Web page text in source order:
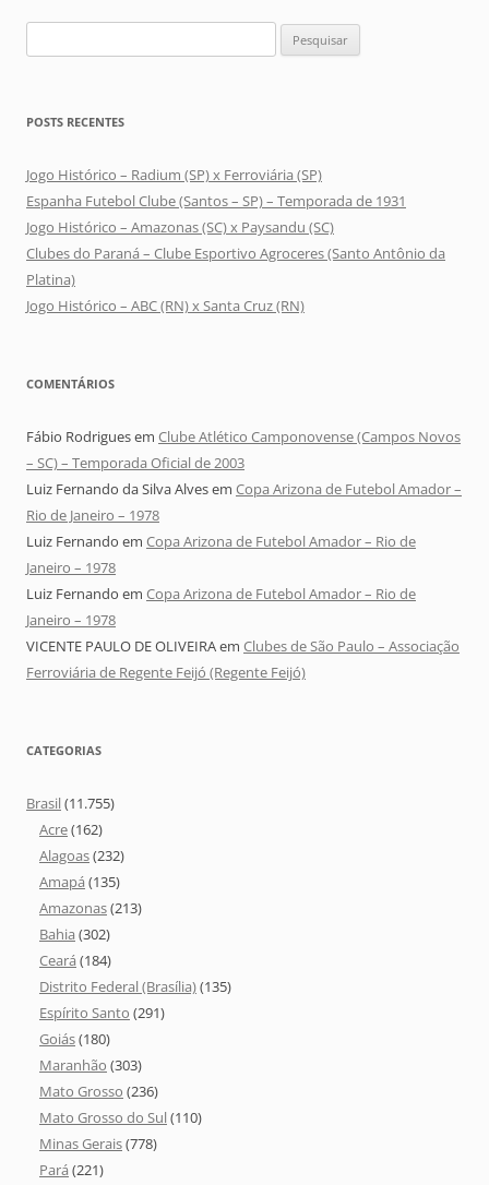
por:
POSTS RECENTES
Jogo Histórico – Radium (SP) x Ferroviária (SP)
Espanha Futebol Clube (Santos – SP) – Temporada de 1931
Jogo Histórico – Amazonas (SC) x Paysandu (SC)
Clubes do Paraná – Clube Esportivo Agroceres (Santo Antônio da
Platina)
Jogo Histórico – ABC (RN) x Santa Cruz (RN)
COMENTÁRIOS
Fábio Rodriguesem Clube Atlético Camponovense (Campos Novos
– SC) – Temporada Oficial de 2003
Luiz Fernando da Silva Alvesem Copa Arizona de Futebol Amador –
Rio de Janeiro – 1978
Luiz Fernando em Copa Arizona de Futebol Amador – Rio de
Janeiro – 1978
Luiz Fernando em Copa Arizona de Futebol Amador – Rio de
Janeiro – 1978
VICENTE PAULO DE OLIVEIRAem Clubes de São Paulo – Associação
Ferroviária de Regente Feijó (Regente Feijó)
CATEGORIAS
Brasil(11.755)
Acre(162)
Alagoas(232)
Amapá (135)
Amazonas(213)
Bahia (302)
Ceará (184)
Distrito Federal (Brasília)(135)
Espírito Santo (291)
Goiás(180)
Maranhão (303)
Mato Grosso (236)
Mato Grosso do Sul(110)
Minas Gerais(778)
Pará (221)